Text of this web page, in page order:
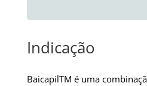
Indicação
BaicapilTM é uma